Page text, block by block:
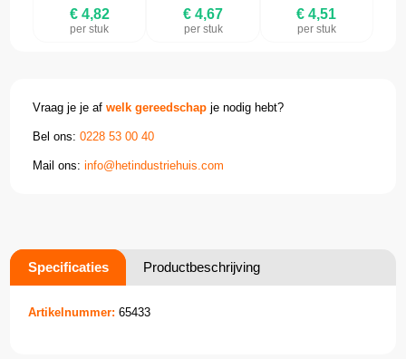
€ 4,82
per stuk
€ 4,67
per stuk
€ 4,51
per stuk
Vraag je je afwelk gereedschap je nodig hebt?
Bel ons:0228 53 00 40
Mail ons:info@hetindustriehuis.com
Specificaties Productbeschrijving
Artikelnummer: 65433